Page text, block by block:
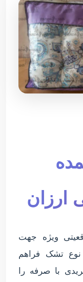
ارزان
ویژه جهت
تشک فراهم
با صرفه را